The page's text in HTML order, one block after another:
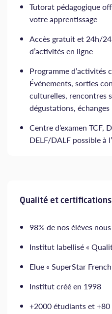
Tutorat pédagogique
votre apprentissage
Accès gratuit et 24h/
d’activités en ligne
Programme d’activités
Événements, sorties
culturelles, rencontres
dégustations,
Centre d’examen TCF,
DELF/DALF possible à
Qualité et
98% de nos élèves
Institut labellisé «
Elue « SuperStar
Institut créé en 1998
+2000 étudiants et